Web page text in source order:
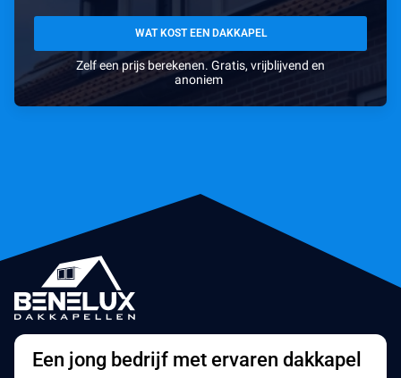
WAT KOST EEN DAKKAPEL
Zelf een prijs berekenen. Gratis, vrijblijvend en
anoniem
Een jong bedrijf met ervaren dakkapel